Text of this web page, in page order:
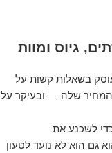
גיוס ומוות
בשאלות קשות על
שלה — ובעיקר על
לשכנע את
גם הוא לא נועד לטעון